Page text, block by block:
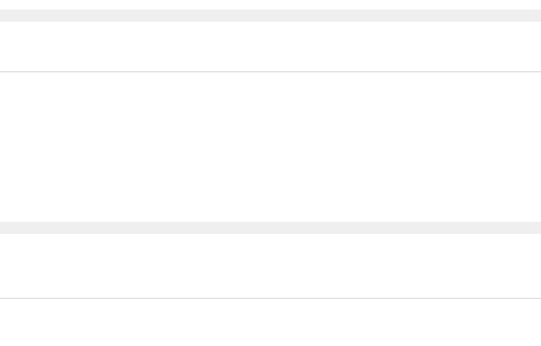
果想长时间玩的话，估计要可以把小肚肠都能搞的痒痒的，不过可
戏进度流畅许多。